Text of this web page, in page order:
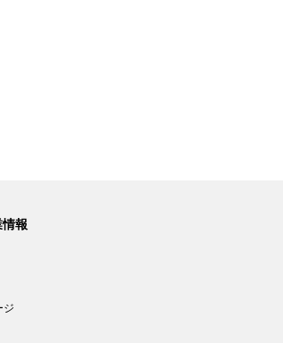
報
ジ